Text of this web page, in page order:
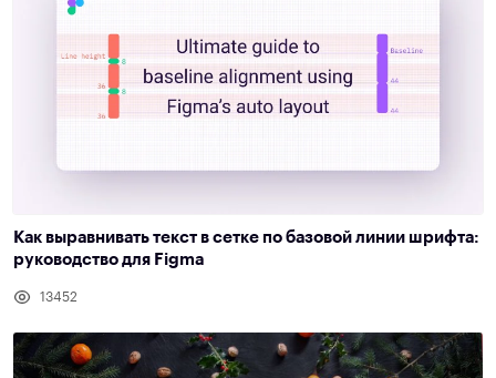
Как выравнивать текст в сетке по базовой линии шрифта:
руководство для Figma
13452